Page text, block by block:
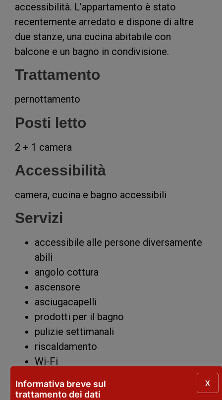
accessibilità. L’appartamento è stato
recentemente arredato e dispone di altre
due stanze, una cucina abitabile con
balcone e un bagno in condivisione.
Trattamento
pernottamento
Posti letto
2 + 1 camera
Accessibilità
camera, cucina e bagno accessibili
Servizi
accessibile alle persone diversamente
abili
angolo cottura
ascensore
asciugacapelli
prodotti per il bagno
pulizie settimanali
riscaldamento
Wi-Fi
Informativa breve sul
trattamento dei dati
X